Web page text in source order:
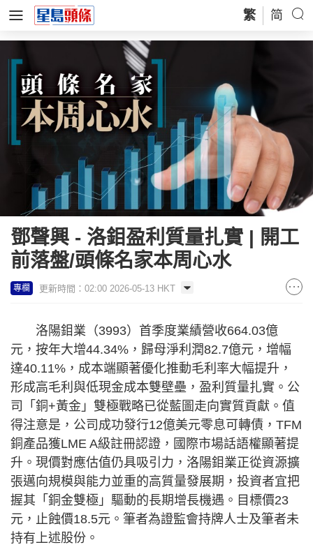
繁 简
鄧聲興 - 洛鉬盈利質量扎實 | 開工
前落盤/頭條名家本周心水
專欄 更新時間：02:00 2026-05-13 HKT
洛陽鉬業（3993）首季度業績營收664.03億
元，按年大增44.34%，歸母淨利潤82.7億元，增幅
達40.11%，成本端顯著優化推動毛利率大幅提升，
形成高毛利與低現金成本雙壁壘，盈利質量扎實。公
司「銅+黃金」雙極戰略已從藍圖走向實質貢獻。值
得注意是，公司成功發行12億美元零息可轉債，TFM
銅產品獲LME A級註冊認證，國際市場話語權顯著提
升。現價對應估值仍具吸引力，洛陽鉬業正從資源擴
張邁向規模與能力並重的高質量發展期，投資者宜把
握其「銅金雙極」驅動的長期增長機遇。目標價23
元，止蝕價18.5元。筆者為證監會持牌人士及筆者未
持有上述股份。